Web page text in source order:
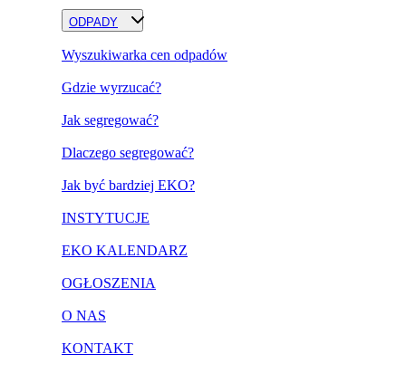
ODPADY
Wyszukiwarka cen odpadów
Gdzie wyrzucać?
Jak segregować?
Dlaczego segregować?
Jak być bardziej EKO?
INSTYTUCJE
EKO KALENDARZ
OGŁOSZENIA
O NAS
KONTAKT